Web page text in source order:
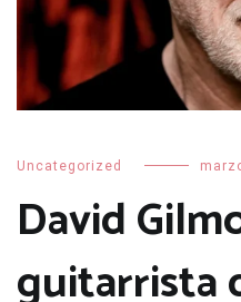
Uncategorized
David
guitarrista